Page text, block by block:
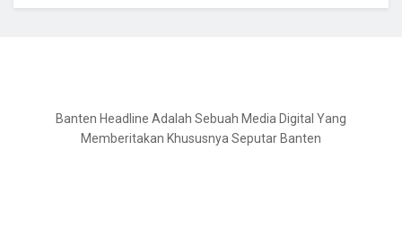
Banten Headline Adalah Sebuah Media Digital Yang
Memberitakan Khususnya Seputar Banten